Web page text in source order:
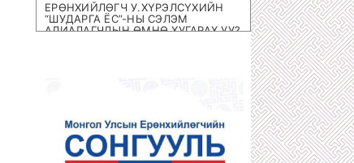
ЕРӨНХИЙЛӨГЧ У.ХҮРЭЛСҮХИЙН
“ШУДАРГА ЁС”-НЫ СЭЛЭМ
АЛИАЛАГЧДЫН ӨМНӨ ХУГАРАХ УУ?
ХОТЫН 8 НЭРИЙН БАРААНЫ
ДЭЛГҮҮРҮҮД ДАМПУУРЧ НИХТ
З.ТӨМӨРТӨМӨӨГИЙН “SEX SHOP”
ЦЭЦЭГЛЭН ХӨГЖЖЭЭ